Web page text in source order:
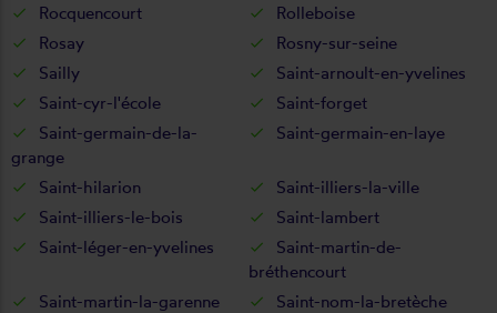
Rocquencourt
Rolleboise
Rosay
Rosny-sur-seine
Sailly
Saint-arnoult-en-yvelines
Saint-cyr-l'école
Saint-forget
Saint-germain-de-la-
grange
Saint-germain-en-laye
Saint-hilarion
Saint-illiers-la-ville
Saint-illiers-le-bois
Saint-lambert
Saint-léger-en-yvelines
Saint-martin-de-
bréthencourt
Saint-martin-la-garenne
Saint-nom-la-bretèche